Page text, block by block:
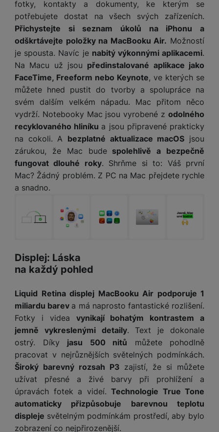
fotky, kontakty a dokumenty, ke kterým se
potřebujete dostat na všech svých zařízeních.
Přichystejte si seznam úkolů na iPhonu a
odškrtávejte položky na MacBooku Air. Možností
je spousta. Navíc je nabitý výkonnými aplikacemi.
Na Macu už jsou předinstalované aplikace jako
FaceTime, Freeform nebo Keynote, ve kterých se
můžete hned pustit do tvorby a spolupráce na
svém dalším velkém nápadu. Mac přitom něco
vydrží. Notebooky Mac jsou vyrobené z odolného
recyklovaného hliníku a jsou připravené prakticky
na cokoli. A bezplatné aktualizace macOS jsou
zárukou, že Mac budespolehlivě a bezpečně
fungovat dlouhé roky. Shrňme si to: Váš první
Mac? Žádný problém. Z PC na Mac přejdete rychle
a snadno.
Displej: Láska
na každý pohled
Liquid Retina displej MacBooku Air podporuje 1
miliardu barev a má naprosto fantastické rozlišení.
Fotky i videa vynikají bohatým kontrastem a
jemně vykreslenými detaily. Text je dokonale
ostrý. Díky jasu 500 nitů můžete pohodlně
pracovat v nejrůznějších světelných podmínkách.
Široký barevný rozsah P3 zajistí, že si můžete
užívat přesné a živé barvy při prohlížení a
úpravách fotek a videí. Technologie True Tone
automaticky přizpůsobuje barevnou teplotu
displeje světelným podmínkám prostředí, aby bylo
zobrazení co nejpřirozenější.